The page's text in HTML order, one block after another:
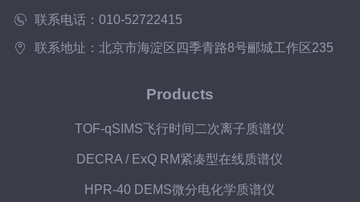
联系电话：010-52722415
联系地址：北京市海淀区四季青路8号郦城工作区235
Products
TOF-qSIMS飞行时间二次离子质谱仪
DECRA / ExQ RM紧凑型在线质谱仪
HPR-40 DEMS微分电化学质谱仪